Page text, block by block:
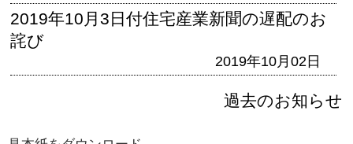
2019年10月3日付住宅産業新聞の遅配のお
詫び
2019年10月02日
過去のお知らせ